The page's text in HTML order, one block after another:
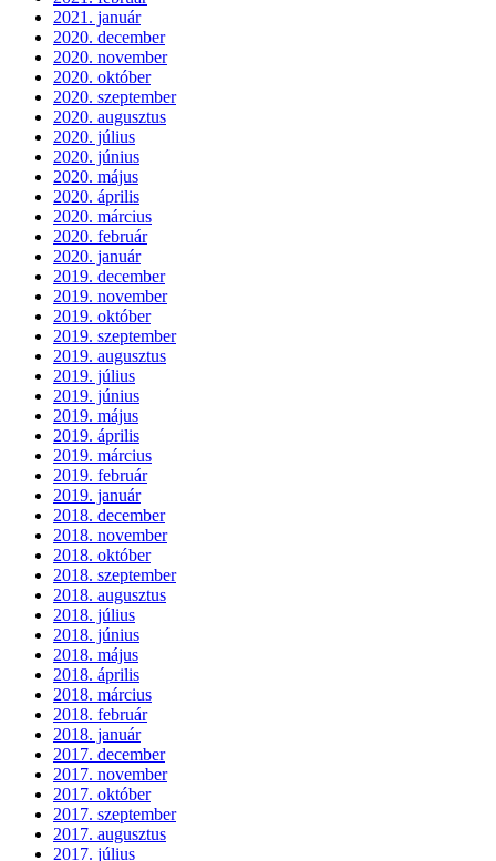
2021. január
2020. december
2020. november
2020. október
2020. szeptember
2020. augusztus
2020. július
2020. június
2020. május
2020. április
2020. március
2020. február
2020. január
2019. december
2019. november
2019. október
2019. szeptember
2019. augusztus
2019. július
2019. június
2019. május
2019. április
2019. március
2019. február
2019. január
2018. december
2018. november
2018. október
2018. szeptember
2018. augusztus
2018. július
2018. június
2018. május
2018. április
2018. március
2018. február
2018. január
2017. december
2017. november
2017. október
2017. szeptember
2017. augusztus
2017. július